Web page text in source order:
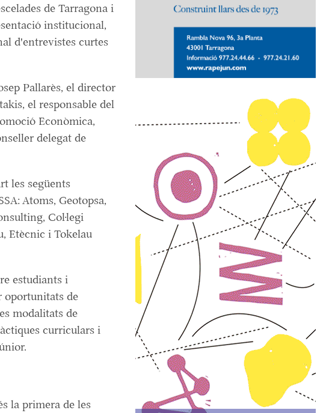
de Tarragona i
institucional,
d'entrevistes curtes
Pallarès, el director
el responsable del
Econòmica,
delegat de
les següents
Atoms, Geotopsa,
Col·legi
Etècnic i Tokelau
estudiants i
oportunitats de
modalitats de
curriculars i
la primera de les